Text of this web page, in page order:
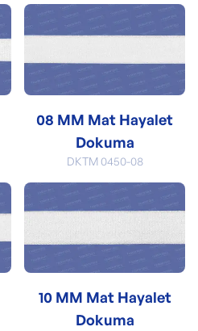
08 MM Mat Hayalet
Dokuma
DKTM 0450-08
10 MM Mat Hayalet
Dokuma